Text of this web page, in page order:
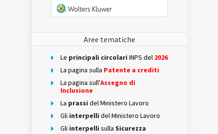
Aree tematiche
Le principali circolari INPS del 2026
La pagina sulla Patente a crediti
La pagina sull'Assegno di
Inclusione
La prassi del Ministero Lavoro
Gli interpelli del Ministero Lavoro
Gli interpelli sulla Sicurezza